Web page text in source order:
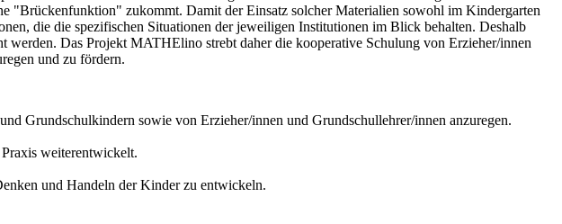
"Brückenfunktion" zukommt. Damit der Einsatz solcher Materialien sowohl im Kindergarten
die die spezifischen Situationen der jeweiligen Institutionen im Blick behalten. Deshalb
werden. Das Projekt MATHElino strebt daher die kooperative Schulung von Erzieher/innen
und zu fördern.
Grundschulkindern sowie von Erzieher/innen und Grundschullehrer/innen anzuregen.
weiterentwickelt.
und Handeln der Kinder zu entwickeln.